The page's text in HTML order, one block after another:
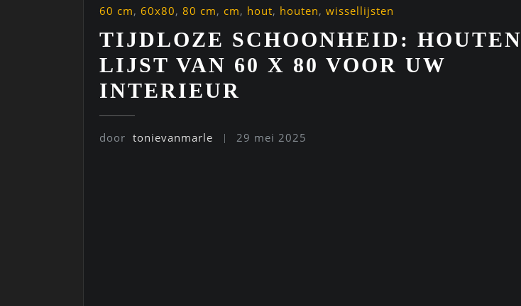
60 cm, 60x80, 80 cm, cm, hout, houten, wissellijsten
TIJDLOZE SCHOONHEID: HOUTEN
LIJST VAN 60 X 80 VOOR UW
INTERIEUR
door tonievanmarle 29 mei 2025